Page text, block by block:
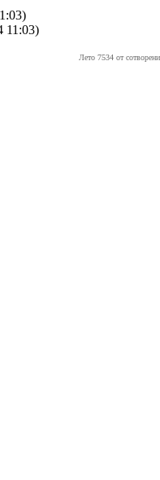
)
11:03)
Лето 7534 от